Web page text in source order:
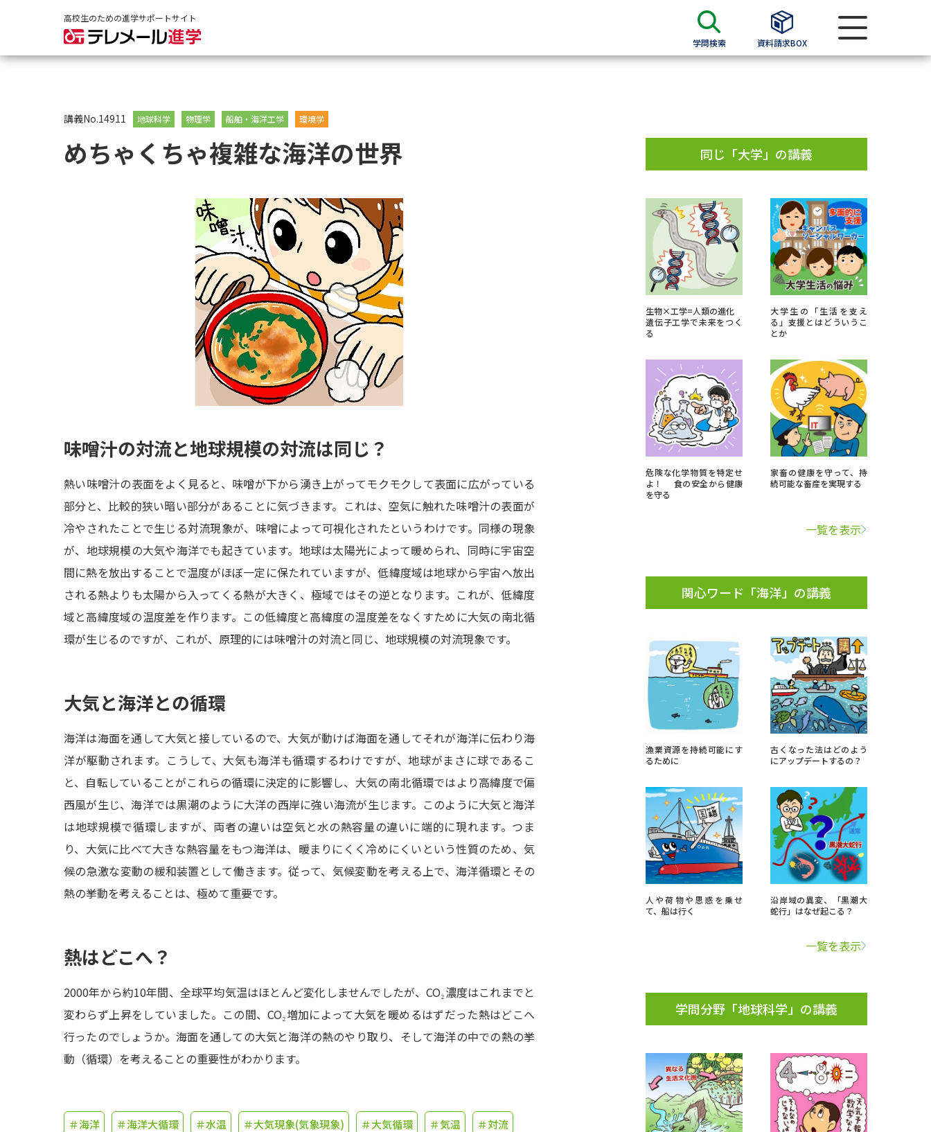
高校生のための進学サポートサイト
学問検索 資料請求BOX
過去問題集
留学・進学関連、塾・予備校
大学入学共通テスト「受験上の配慮案内」の請求
高等学校卒業程度認定試験
小学校教員資格認定試験
大学検索
大学で学べる内容や特徴を調べる
新増設大学・学部・学科特集
新学年スタート号特集ページ（高3生用）
新学年スタート号特集ページ（高2生用）
SELFBRAND特集ページ
実施プログラムから探す
来場型・Web型イベント特集
受験準備 資料検索
志望校・出願校を調べる
併願校選び 受験スケジュールを立てよう
先輩が入学を決めた理由
新生活お役立ちガイド
大学で学びたい学問発見
学問分野解説 学問の教科書 夢ナビライブ
ユーザーサポート
講義No.14911 地球科学 物理学 船舶・海洋工学 環境学
めちゃくちゃ複雑な海洋の世界
味噌汁の対流と地球規模の対流は同じ？
熱い味噌汁の表面をよく見ると、味噌が下から湧き上がってモクモクして表面に広がっている
部分と、比較的狭い暗い部分があることに気づきます。これは、空気に触れた味噌汁の表面が
冷やされたことで生じる対流現象が、味噌によって可視化されたというわけです。同様の現象
が、地球規模の大気や海洋でも起きています。地球は太陽光によって暖められ、同時に宇宙空
間に熱を放出することで温度がほぼ一定に保たれていますが、低緯度域は地球から宇宙へ放出
される熱よりも太陽から入ってくる熱が大きく、極域ではその逆となります。これが、低緯度
域と高緯度域の温度差を作ります。この低緯度と高緯度の温度差をなくすために大気の南北循
環が生じるのですが、これが、原理的には味噌汁の対流と同じ、地球規模の対流現象です。
大気と海洋との循環
海洋は海面を通して大気と接しているので、大気が動けば海面を通してそれが海洋に伝わり海
洋が駆動されます。こうして、大気も海洋も循環するわけですが、地球がまさに球であるこ
と、自転していることがこれらの循環に決定的に影響し、大気の南北循環ではより高緯度で偏
西風が生じ、海洋では黒潮のように大洋の西岸に強い海流が生じます。このように大気と海洋
は地球規模で循環しますが、両者の違いは空気と水の熱容量の違いに端的に現れます。つま
り、大気に比べて大きな熱容量をもつ海洋は、暖まりにくく冷めにくいという性質のため、気
候の急激な変動の緩和装置として働きます。従って、気候変動を考える上で、海洋循環とその
熱の挙動を考えることは、極めて重要です。
熱はどこへ？
2000年から約10年間、全球平均気温はほとんど変化しませんでしたが、CO₂濃度はこれまでと
変わらず上昇をしていました。この間、CO₂増加によって大気を暖めるはずだった熱はどこへ
行ったのでしょうか。海面を通しての大気と海洋の熱のやり取り、そして海洋の中での熱の挙
動（循環）を考えることの重要性がわかります。
＃海洋 ＃海洋大循環 ＃水温 ＃大気現象(気象現象) ＃大気循環 ＃気温 ＃対流
同じ「大学」の講義
生物×工学=人類の進化
遺伝子工学で未来をつく
る
大学生の「生活を支え
る」支援とはどういうこ
とか
危険な化学物質を特定せ
よ！ 食の安全から健康
を守る
家畜の健康を守って、持
続可能な畜産を実現する
一覧を表示
関心ワード「海洋」の講義
漁業資源を持続可能にす
るために
古くなった法はどのよう
にアップデートするの？
人や荷物や思惑を乗せ
て、船は行く
沿岸域の異変、「黒潮大
蛇行」はなぜ起こる？
一覧を表示
学問分野「地球科学」の講義